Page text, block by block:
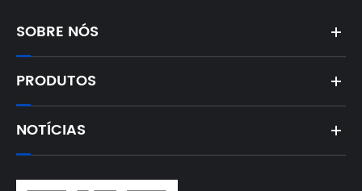
SOBRE NÓS
PRODUTOS
NOTÍCIAS